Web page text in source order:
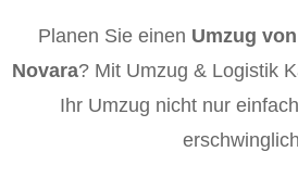
Planen Sie einen Umzug
Novara? Mit Umzug & Logistik
Ihr Umzug nicht nur